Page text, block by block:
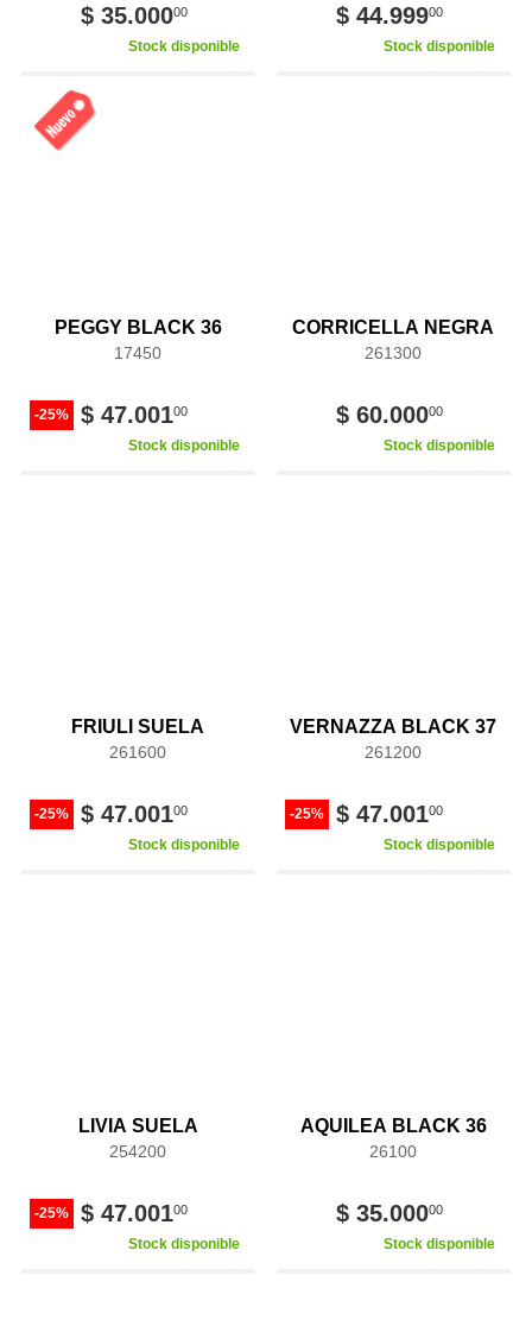
$ 35.00000
Stock disponible
$ 44.99900
Stock disponible
PEGGY BLACK 36
17450
-25% $ 47.00100
Stock disponible
CORRICELLA NEGRA
261300
$ 60.00000
Stock disponible
FRIULI SUELA
261600
-25% $ 47.00100
Stock disponible
VERNAZZA BLACK 37
261200
-25% $ 47.00100
Stock disponible
LIVIA SUELA
254200
-25% $ 47.00100
Stock disponible
AQUILEA BLACK 36
26100
$ 35.00000
Stock disponible